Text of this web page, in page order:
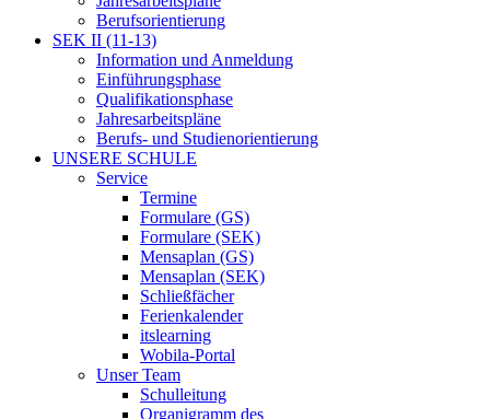
Berufsorientierung
SEK II (11-13)
Information und Anmeldung
Einführungsphase
Qualifikationsphase
Jahresarbeitspläne
Berufs- und Studienorientierung
UNSERE SCHULE
Service
Termine
Formulare (GS)
Formulare (SEK)
Mensaplan (GS)
Mensaplan (SEK)
Schließfächer
Ferienkalender
itslearning
Wobila-Portal
Unser Team
Schulleitung
Organigramm des